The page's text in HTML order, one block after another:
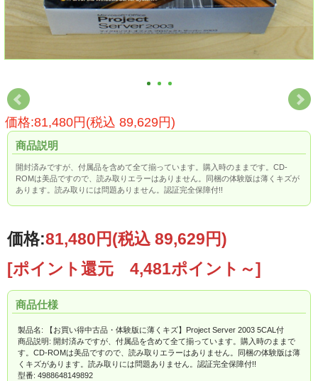
価格:81,480円(税込 89,629円)
商品説明
開封済みですが、付属品を含めて全て揃っています。購入時のままです。CD-
ROMは美品ですので、読み取りエラーはありません。同梱の体験版は薄くキズが
あります。読み取りには問題ありません。認証完全保障付!!
価格:81,480円(税込 89,629円)
[ポイント還元 4,481ポイント～]
商品仕様
製品名: 【お買い得中古品・体験版に薄くキズ】Project Server 2003 5CAL付
商品説明: 開封済みですが、付属品を含めて全て揃っています。購入時のままで
す。CD-ROMは美品ですので、読み取りエラーはありません。同梱の体験版は薄
くキズがあります。読み取りには問題ありません。認証完全保障付!!
型番: 4988648149892